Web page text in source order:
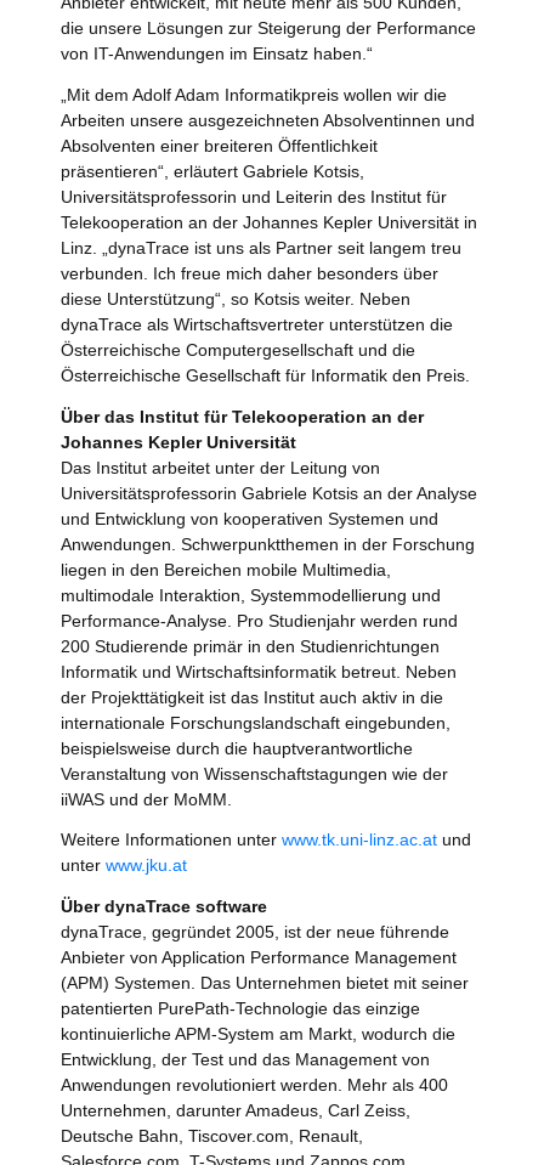
die unsere Lösungen zur Steigerung der Performance
von IT-Anwendungen im Einsatz haben.“
„Mit dem Adolf Adam Informatikpreis wollen wir die
Arbeiten unsere ausgezeichneten Absolventinnen und
Absolventen einer breiteren Öffentlichkeit
präsentieren“, erläutert Gabriele Kotsis,
Universitätsprofessorin und Leiterin des Institut für
Telekooperation an der Johannes Kepler Universität in
Linz. „dynaTrace ist uns als Partner seit langem treu
verbunden. Ich freue mich daher besonders über
diese Unterstützung“, so Kotsis weiter. Neben
dynaTrace als Wirtschaftsvertreter unterstützen die
Österreichische Computergesellschaft und die
Österreichische Gesellschaft für Informatik den Preis.
Über das Institut für Telekooperation an der
Johannes Kepler Universität
Das Institut arbeitet unter der Leitung von
Universitätsprofessorin Gabriele Kotsis an der Analyse
und Entwicklung von kooperativen Systemen und
Anwendungen. Schwerpunktthemen in der Forschung
liegen in den Bereichen mobile Multimedia,
multimodale Interaktion, Systemmodellierung und
Performance-Analyse. Pro Studienjahr werden rund
200 Studierende primär in den Studienrichtungen
Informatik und Wirtschaftsinformatik betreut. Neben
der Projekttätigkeit ist das Institut auch aktiv in die
internationale Forschungslandschaft eingebunden,
beispielsweise durch die hauptverantwortliche
Veranstaltung von Wissenschaftstagungen wie der
iiWAS und der MoMM.
Weitere Informationen unter www.tk.uni-linz.ac.at und
unter www.jku.at
Über dynaTrace software
dynaTrace, gegründet 2005, ist der neue führende
Anbieter von Application Performance Management
(APM) Systemen. Das Unternehmen bietet mit seiner
patentierten PurePath-Technologie das einzige
kontinuierliche APM-System am Markt, wodurch die
Entwicklung, der Test und das Management von
Anwendungen revolutioniert werden. Mehr als 400
Unternehmen, darunter Amadeus, Carl Zeiss,
Deutsche Bahn, Tiscover.com, Renault,